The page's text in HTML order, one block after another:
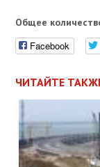
Общее
Facebook
ЧИТАЙТЕ